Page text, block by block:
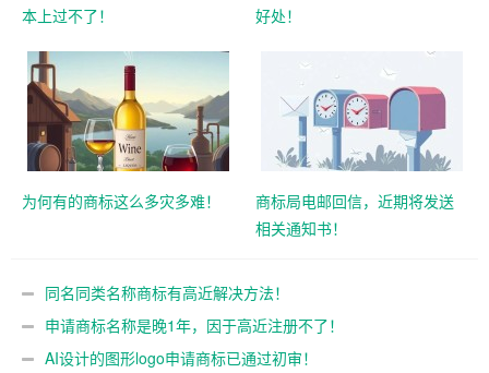
本上过不了！
好处！
为何有的商标这么多灾多难！
商标局电邮回信，近期将发送
相关通知书！
同名同类名称商标有高近解决方法！
申请商标名称是晚1年，因于高近注册不了！
AI设计的图形logo申请商标已通过初审！